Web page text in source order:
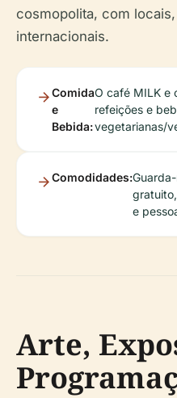
cosmopolita, com
internacionais.
Comida
e
Bebida:
O café MILK e
refeições e
vegetarianas/
Comodidades:
e
Arte,